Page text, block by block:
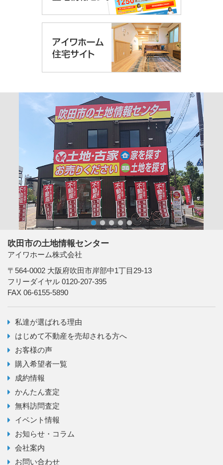
1 2 3 4 5
吹田市の土地情報センター
アイワホーム株式会社
〒564-0002 大阪府吹田市岸部中1丁目29-13
フリーダイヤル 0120-207-395
FAX 06-6155-5890
私達が選ばれる理由
はじめて不動産を売却される方へ
お客様の声
購入希望者一覧
成約情報
かんたん査定
無料訪問査定
イベント情報
お知らせ・コラム
会社案内
お問い合わせ